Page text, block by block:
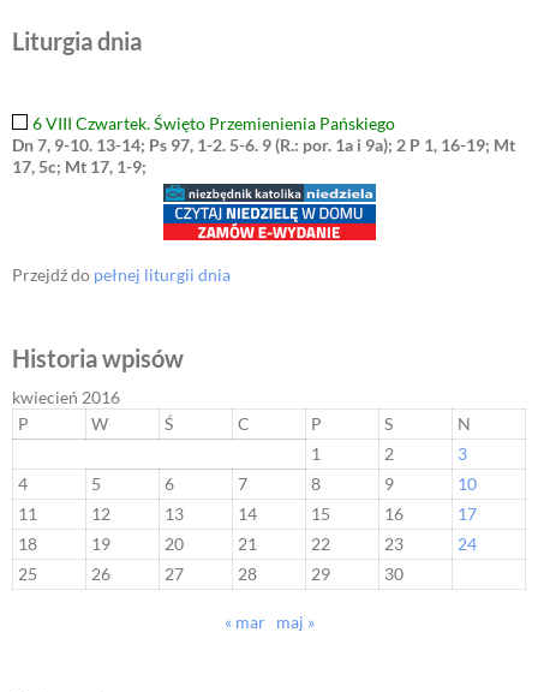
Liturgia dnia
6 VIII Czwartek. Święto Przemienienia Pańskiego
Dn 7, 9-10. 13-14; Ps 97, 1-2. 5-6. 9 (R.: por. 1a i 9a); 2 P 1, 16-19; Mt
17, 5c; Mt 17, 1-9;
Przejdź do pełnej liturgii dnia
Historia wpisów
kwiecień 2016
P
W Ś C P S
N
1
2
3
4
5 6 7 8 9
10
11
12 13 14 15 16
17
18
19 20 21 22 23
24
25
26 27 28 29 30
« mar maj »